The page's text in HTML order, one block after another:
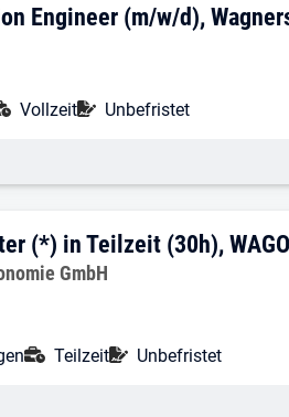
Automation
Engineer (m/w/d),
Anstellungsart:
Vollzeit Befristung:
Unbefristet
(*) in
(*) in Teilzeit (30h),
GmbH
Anstellungsart:
Teilzeit Befristung:
Unbefristet